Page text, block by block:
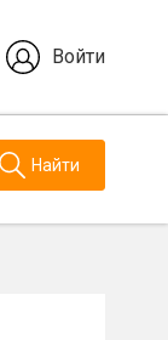
Войти
Найти